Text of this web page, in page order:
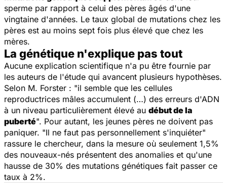
sperme par rapport à celui des pères âgés d'une
vingtaine d'années. Le taux global de mutations chez les
pères est au moins sept fois plus élevé que chez les
mères.
La génétique n'explique pas tout
Aucune explication scientifique n'a pu être fournie par
les auteurs de l'étude qui avancent plusieurs hypothèses.
Selon M. Forster : "il semble que les cellules
reproductrices mâles accumulent (…) des erreurs d'ADN
à un niveau particulièrement élevé au début de la
puberté". Pour autant, les jeunes pères ne doivent pas
paniquer. "Il ne faut pas personnellement s'inquiéter"
rassure le chercheur, dans la mesure où seulement 1,5%
des nouveaux-nés présentent des anomalies et qu'une
hausse de 30% des mutations génétiques fait passer ce
taux à 2%.